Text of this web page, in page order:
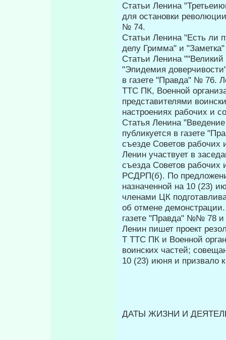
Статьи Ленина
для остановки
№ 74.
Статьи Ленина "Есть ли
делу Гримма" и
Статьи Ленина
"Эпидемия
в газете "Правда" № 76.
TTC ПК, Военной
представителями
настроениях рабочих и
Статья Ленина
публикуется в газете
съезде Советов рабо­чих
Ленин участвует в
съезда Советов рабочих
РСДРП(б). По
назначенной на 10 (23)
членами ЦК
об отмене
газете "Правда" №№ 78
Ленин пишет проект
Τ TTC ПК и Военной
воинских частей;
10 (23) июня и призвало
ДАТЫ ЖИЗНИ И